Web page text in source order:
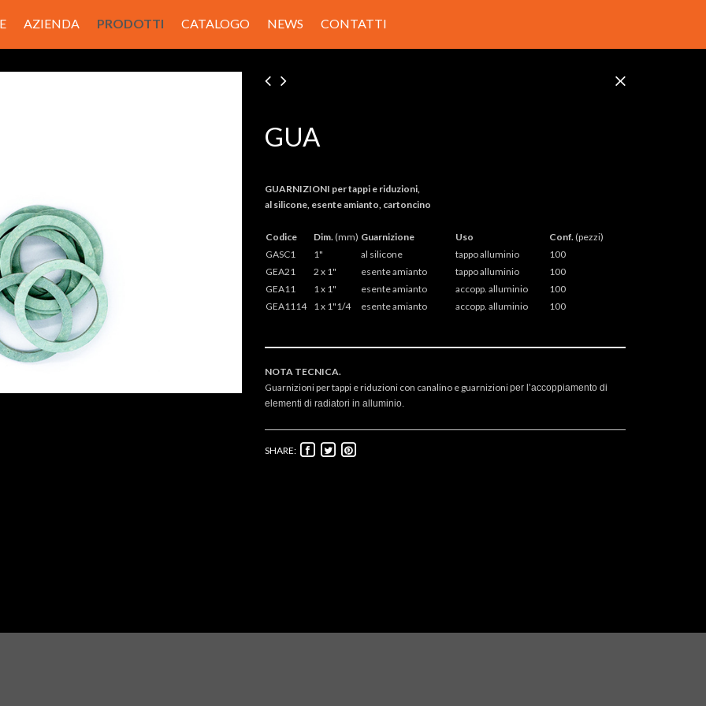
AZIENDA PRODOTTI CATALOGO NEWS CONTATTI
GUA
GUARNIZIONI per tappi e riduzioni,
al silicone, esente amianto, cartoncino
Codice Dim.(mm) Guarnizione Uso Conf.(pezzi)
GASC1
1" al silicone tappo alluminio
100
GEA21
2 x 1" esente amianto tappo alluminio
100
GEA11
1 x 1" esente amianto accopp. alluminio
100
GEA1114
1 x 1"1/4 esente amianto accopp. alluminio 100
NOTA TECNICA.
Guarnizioni per tappi e riduzioni con canalino e guarnizioniper l’accoppiamento di
elementi di radiatori in alluminio.
SHARE: